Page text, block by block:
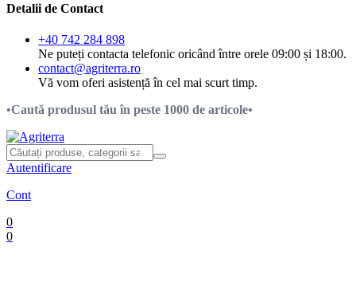
Detalii de Contact
+40 742 284 898
Ne puteți contacta telefonic oricând între orele 09:00 și 18:00.
contact@agriterra.ro
Vă vom oferi asistență în cel mai scurt timp.
•Caută produsul tău în peste 1000 de articole•
Autentificare
Cont
0
0